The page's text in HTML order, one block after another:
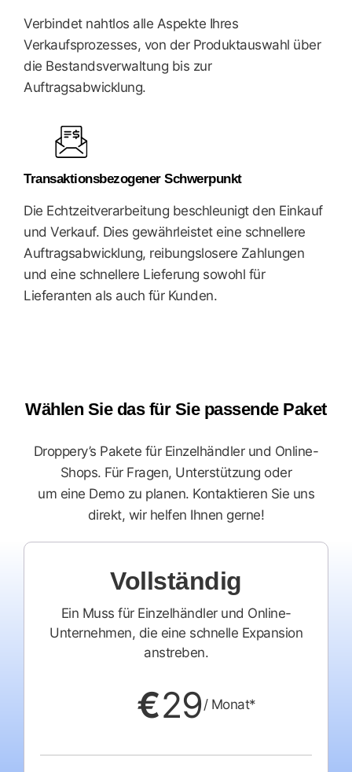
Verbindet nahtlos alle Aspekte Ihres
Verkaufsprozesses, von der Produktauswahl über
die Bestandsverwaltung bis zur
Auftragsabwicklung.
Transaktionsbezogener Schwerpunkt
Die Echtzeitverarbeitung beschleunigt den Einkauf
und Verkauf. Dies gewährleistet eine schnellere
Auftragsabwicklung, reibungslosere Zahlungen
und eine schnellere Lieferung sowohl für
Lieferanten als auch für Kunden.
Wählen Sie das für Sie passende Paket
Droppery’s Pakete für Einzelhändler und Online-
Shops. Für Fragen, Unterstützung oder
um eine Demo zu planen. Kontaktieren Sie uns
direkt, wir helfen Ihnen gerne!
Vollständig
Ein Muss für Einzelhändler und Online-
Unternehmen, die eine schnelle Expansion
anstreben.
€29/ Monat*